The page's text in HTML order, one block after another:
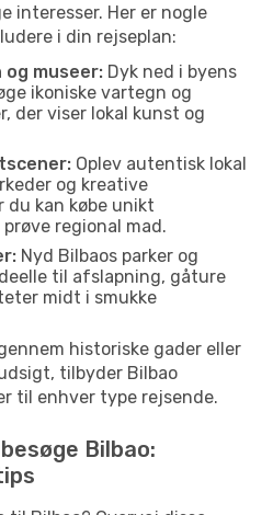
interesser. Her er nogle
i din rejseplan:
museer: Dyk ned i byens
ikoniske vartegn og
der viser lokal kunst og
Oplev autentisk lokal
og kreative
du kan købe unikt
regional mad.
Nyd Bilbaos parker og
til afslapning, gåture
midt i smukke
historiske gader eller
tilbyder Bilbao
til enhver type rejsende.
Bilbao: